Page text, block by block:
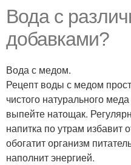
Вода с
добавками?
Вода с медом.
Рецепт воды с медом
чистого натурального
выпейте натощак.
напитка по утрам избавит
обогатит организм
наполнит энергией.